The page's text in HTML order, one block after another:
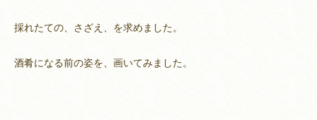
採れたての、さざえ、を求めました。
酒肴になる前の姿を、画いてみました。